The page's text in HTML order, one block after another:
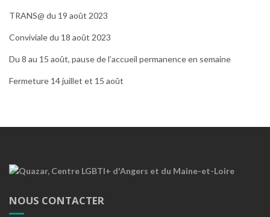
TRANS@ du 19 août 2023
Conviviale du 18 août 2023
Du 8 au 15 août, pause de l’accueil permanence en semaine
Fermeture 14 juillet et 15 août
NOUS CONTACTER